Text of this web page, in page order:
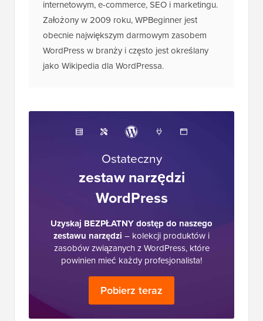
internetowym, e-commerce, SEO i marketingu.
Założony w 2009 roku, WPBeginner jest
obecnie największym darmowym zasobem
WordPress w branży i często jest określany
jako Wikipedia dla WordPressa.
Ostateczny
zestaw narzędzi
WordPress
Uzyskaj BEZPŁATNY dostęp do naszego
zestawu narzędzi – kolekcji produktów i
zasobów związanych z WordPress, które
powinien mieć każdy profesjonalista!
Pobierz teraz